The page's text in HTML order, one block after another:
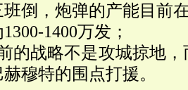
班倒，炮弹的产能目前
1300-1400万发；
的战略不是攻城掠地
穆特的围点打援。